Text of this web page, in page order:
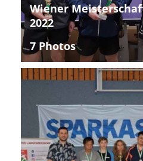
Wiener
2022
7 Photos